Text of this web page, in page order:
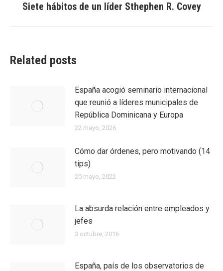
Entrada
Siete hábitos de un líder Sthephen R. Covey
Related posts
España acogió seminario internacional
que reunió a líderes municipales de
República Dominicana y Europa
22 mayo, 2026
Cómo dar órdenes, pero motivando (14
tips)
20 mayo, 2022
La absurda relación entre empleados y
jefes
3 octubre, 2016
España, país de los observatorios de